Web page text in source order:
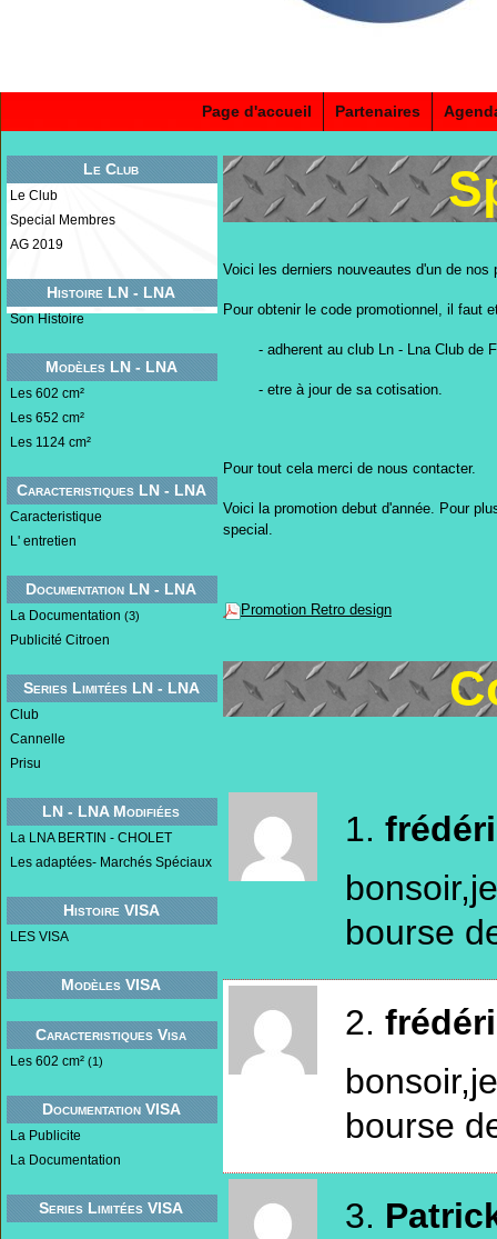
Page d'accueil Partenaires
Le Club
Le Club
Special Membres
AG 2019
Histoire LN - LNA
Son Histoire
Modèles LN - LNA
Les 602 cm²
Les 652 cm²
Les 1124 cm²
Caracteristiques LN - LNA
Caracteristique
L' entretien
Documentation LN - LNA
La Documentation (3)
Publicité Citroen
Series Limitées LN - LNA
Club
Cannelle
Prisu
LN - LNA Modifiées
La LNA BERTIN - CHOLET
Les adaptées- Marchés Spéciaux
Histoire VISA
LES VISA
Modèles VISA
Caracteristiques Visa
Les 602 cm² (1)
Documentation VISA
La Publicite
La Documentation
Series Limitées VISA
Voici les derniers nouveautes d'un de nos
Pour obtenir le code promotionnel, il faut
- adherent au club Ln - Lna Club de
- etre à jour de sa cotisation.
Pour tout cela merci de nous contacter.
Voici la promotion debut d'année. Pour
special.
Promotion Retro design
1.
bourse
2.
bourse
3.